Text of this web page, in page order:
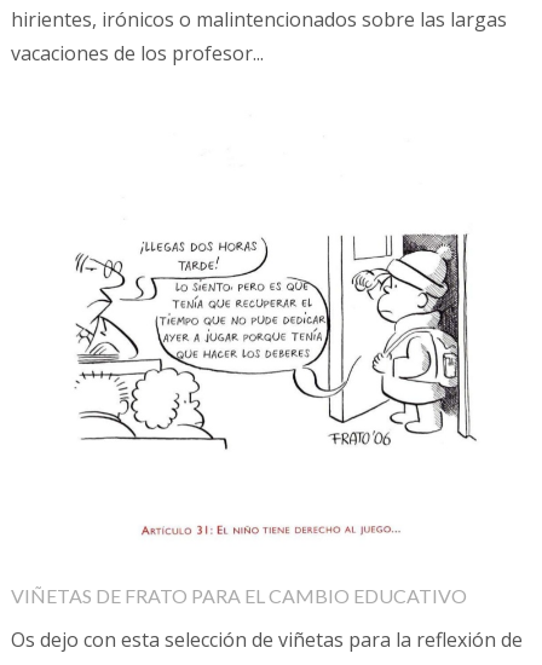
hirientes, irónicos o malintencionados sobre las largas
vacaciones de los profesor...
VIÑETAS DE FRATO PARA EL CAMBIO EDUCATIVO
Os dejo con esta selección de viñetas para la reflexión de